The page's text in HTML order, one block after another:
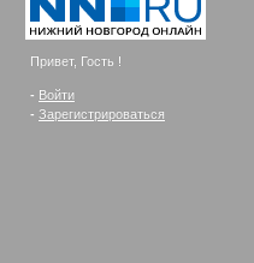
Привет, Гость !
- Войти
- Зарегистрироваться